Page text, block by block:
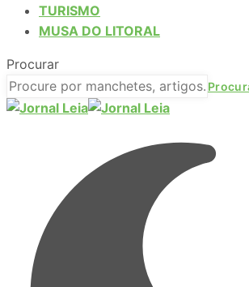
TURISMO
MUSA DO LITORAL
Procurar